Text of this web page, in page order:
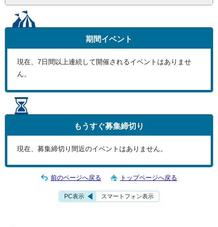
期間イベント
現在、 7日間以上連続して開催されるイベントはありませ
ん。
もうすぐ募集締切り
現在、募集締切り間近のイベントはありません。
前のページへ戻る トップページへ戻る
PC表示 スマートフォン表示